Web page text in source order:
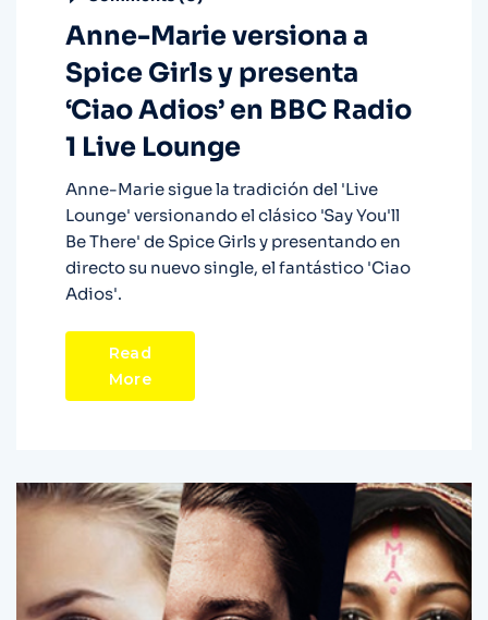
Anne-Marie versiona a
Spice Girls y presenta
‘Ciao Adios’ en BBC Radio
1 Live Lounge
Anne-Marie sigue la tradición del 'Live
Lounge' versionando el clásico 'Say You'll
Be There' de Spice Girls y presentando en
directo su nuevo single, el fantástico 'Ciao
Adios'.
Read
More